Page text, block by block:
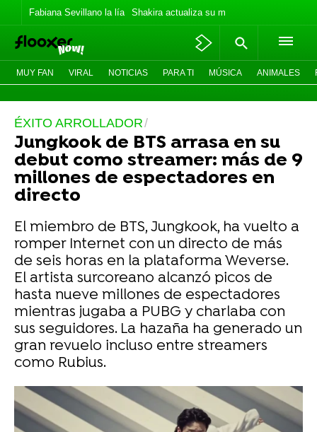
Fabiana Sevillano la lía Shakira actualiza su meme
MUY FAN VIRAL NOTICIAS PARA TI MÚSICA ANIMALES
ÉXITO ARROLLADOR
Jungkook de BTS arrasa en su
debut como streamer: más de 9
millones de espectadores en
directo
El miembro de BTS, Jungkook, ha vuelto a
romper Internet con un directo de más
de seis horas en la plataforma Weverse.
El artista surcoreano alcanzó picos de
hasta nueve millones de espectadores
mientras jugaba a PUBG y charlaba con
sus seguidores. La hazaña ha generado un
gran revuelo incluso entre streamers
como Rubius.